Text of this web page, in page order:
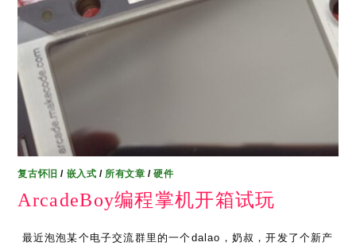
复古怀旧 / 嵌入式 / 所有文章 /硬件
ArcadeBoy编程掌机开箱试玩
​ 最近泡泡某个电子交流群里的一个dalao，奶叔，开发了个新产